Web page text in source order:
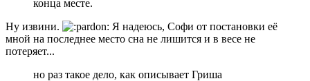
конца месте.
Ну извини.
Я надеюсь, Софи от постановки её
мной на последнее место сна не лишится и в весе не
потеряет...
но раз такое дело, как описывает Гриша